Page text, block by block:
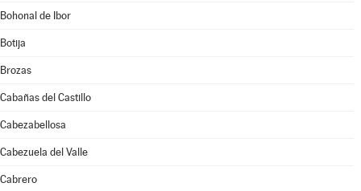
Bohonal de Ibor
Botija
Brozas
Cabañas del Castillo
Cabezabellosa
Cabezuela del Valle
Cabrero